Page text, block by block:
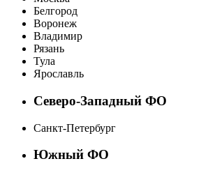
Белгород
Воронеж
Владимир
Рязань
Тула
Ярославль
Северо-Западный ФО
Санкт-Петербург
Южный ФО